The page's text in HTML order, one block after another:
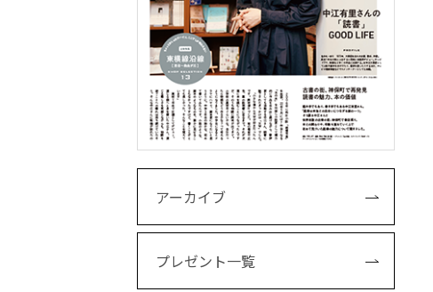
アーカイブ
プレゼント一覧